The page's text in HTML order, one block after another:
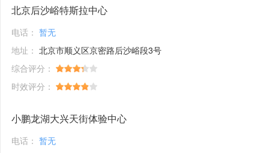
北京后沙峪特斯拉中心
电话： 暂无
地址： 北京市顺义区京密路后沙峪段3号
综合评分：
时效评分：
小鹏龙湖大兴天街体验中心
电话： 暂无